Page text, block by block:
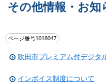
その他情報・お知
ページ番号1018047
吹田市プレミアム付デジタ
インボイス制度について